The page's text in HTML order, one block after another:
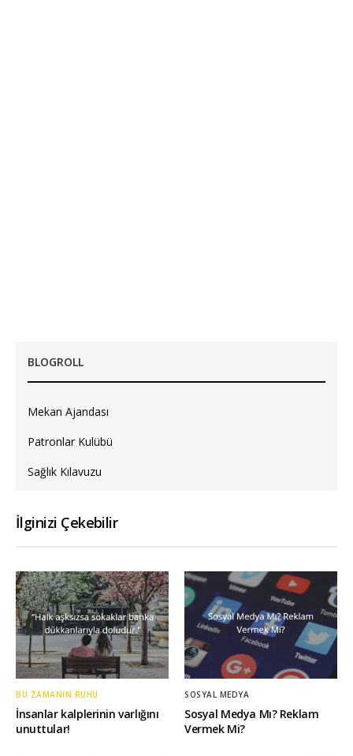
BLOGROLL
Mekan Ajandası
Patronlar Kulübü
Sağlık Kılavuzu
İlginizi Çekebilir
BU ZAMANIN RUHU
İnsanlar kalplerinin varlığını
unuttular!
SOSYAL MEDYA
Sosyal Medya Mı? Reklam
Vermek Mi?